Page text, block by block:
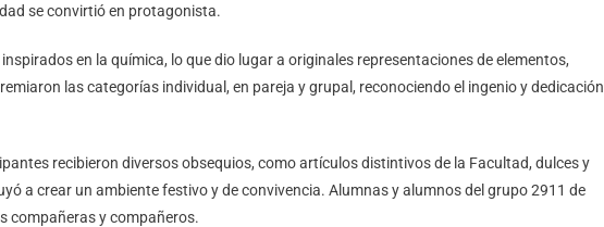
se convirtió en protagonista.
en la química, lo que dio lugar a originales representaciones de elementos,
las categorías individual, en pareja y grupal, reconociendo el ingenio y dedicación
recibieron diversos obsequios, como artículos distintivos de la Facultad, dulces y
a crear un ambiente festivo y de convivencia. Alumnas y alumnos del grupo 2911 de
compañeras y compañeros.